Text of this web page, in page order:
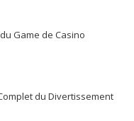
Game de Casino
du Divertissement